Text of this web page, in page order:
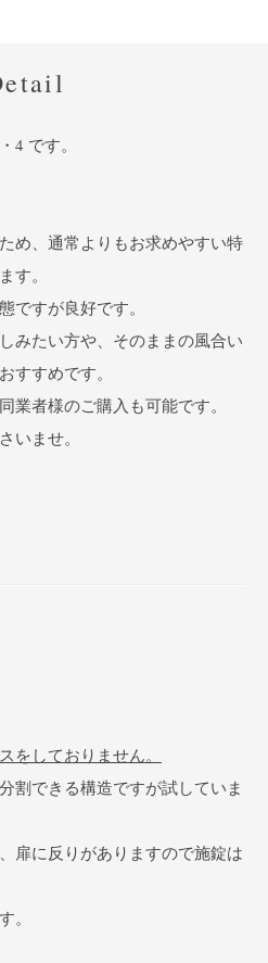
4 です。
め、通常よりもお求めやすい特
す。
ですが良好です。
みたい方や、そのままの風合い
すすめです。
業者様のご購入も可能です。
いませ。
をしておりません。
割できる構造ですが試していま
扉に反りがありますので施錠は
。